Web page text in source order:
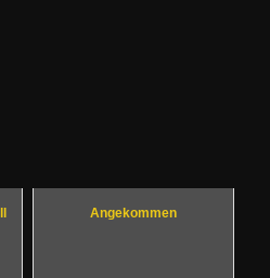
Angekommen